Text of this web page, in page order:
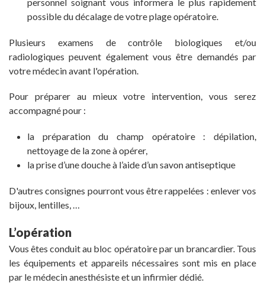
possible du décalage de votre plage opératoire.
Plusieurs examens de contrôle biologiques et/ou
radiologiques peuvent également vous être demandés par
votre médecin avant l'opération.
Pour préparer au mieux votre intervention, vous serez
accompagné pour :
la préparation du champ opératoire : dépilation,
nettoyage de la zone à opérer,
la prise d’une douche à l’aide d’un savon antiseptique
D'autres consignes pourront vous être rappelées : enlever vos
bijoux, lentilles, …
L’opération
Vous êtes conduit au bloc opératoire par un brancardier. Tous
les équipements et appareils nécessaires sont mis en place
par le médecin anesthésiste et un infirmier dédié.